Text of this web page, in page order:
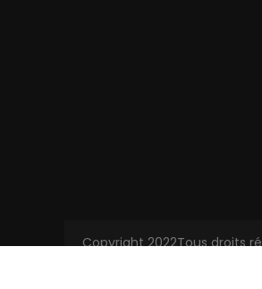
Copyright 2022Tous droits